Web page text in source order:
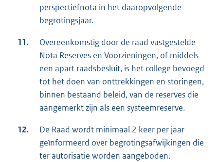
perspectiefnota in het daaropvolgende
begrotingsjaar.
11.
Overeenkomstig door de raad vastgestelde
Nota Reserves en Voorzieningen, of middels
een apart raadsbesluit, is het college bevoegd
tot het doen van onttrekkingen en storingen,
binnen bestaand beleid, van de reserves die
aangemerkt zijn als een systeemreserve.
12.
De Raad wordt minimaal 2 keer per jaar
geïnformeerd over begrotingsafwijkingen die
ter autorisatie worden aangeboden.